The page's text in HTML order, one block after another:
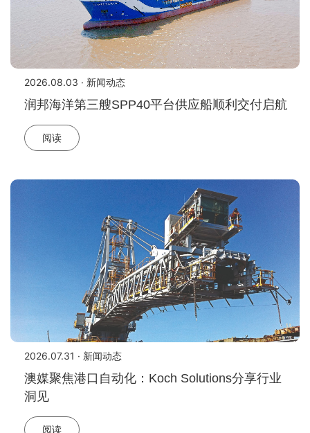
2026.08.03 · 新闻动态
润邦海洋第三艘SPP40平台供应船顺利交付启航
阅读
2026.07.31 · 新闻动态
澳媒聚焦港口自动化：Koch Solutions分享行业
洞见
阅读